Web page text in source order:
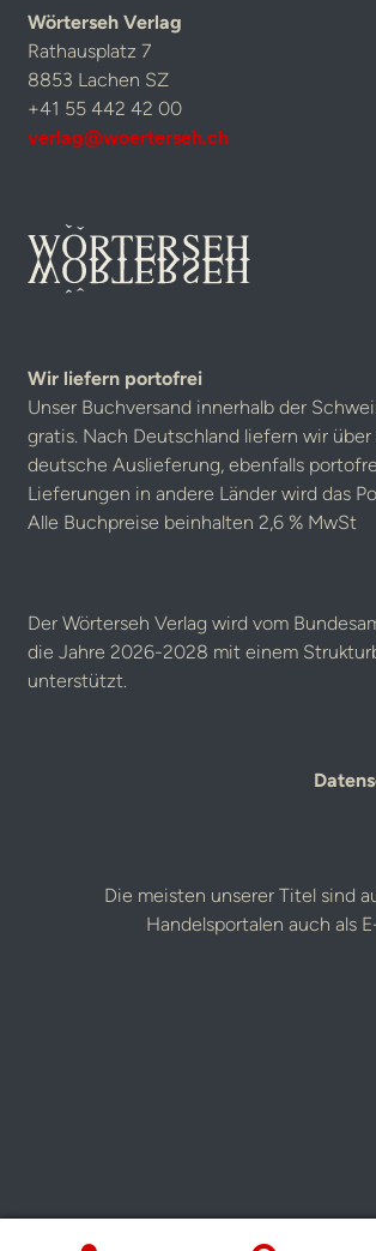
Wörterseh Verlag
Rathausplatz 7
8853 Lachen SZ
+41 55 442 42 00
verlag@woerterseh.ch
Wir liefern portofrei
Unser Buchversand innerhalb der
gratis. Nach Deutschland liefern wir über
deutsche Auslieferung, ebenfalls
Lieferungen in andere Länder wird das
Alle Buchpreise beinhalten 2,6 % MwSt
Der Wörterseh Verlag wird vom
die Jahre 2026-2028 mit einem
unterstützt.
Die meisten unserer Titel sind
Handelsportalen auch als